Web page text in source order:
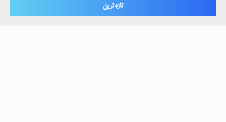
تازہ ترین